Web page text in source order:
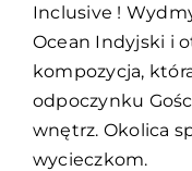
Inclusive !
Ocean Indyjski i
kompozycja,
odpoczynku
wnętrz. Okolica
wycieczkom.